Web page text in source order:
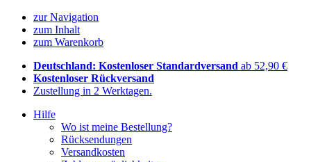
zur Navigation
zum Inhalt
zum Warenkorb
Deutschland: Kostenloser Standardversand ab 52,90 €
Kostenloser Rückversand
Zustellung in 2 Werktagen.
Hilfe
Wo ist meine Bestellung?
Rücksendungen
Versandkosten